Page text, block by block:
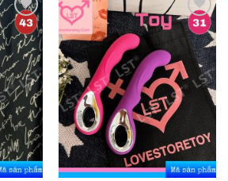
Add to
wishlist
Add to
wishlist